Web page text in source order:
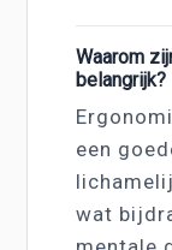
Waarom
belangrijk?
een
wat